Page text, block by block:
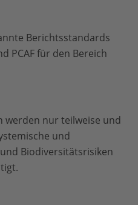
Berichtsstandards
PCAF für den Bereich
werden nur teilweise und
und
Biodiversitätsrisiken